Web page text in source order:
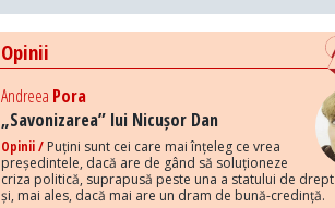
Opinii
Andreea Pora
„Savonizarea” lui Nicușor Dan
Opinii / Puțini sunt cei care mai înțeleg ce vrea
președintele, dacă are de gând să soluționeze
criza politică, suprapusă peste una a statului de drept
și, mai ales, dacă mai are un dram de bună-credință.